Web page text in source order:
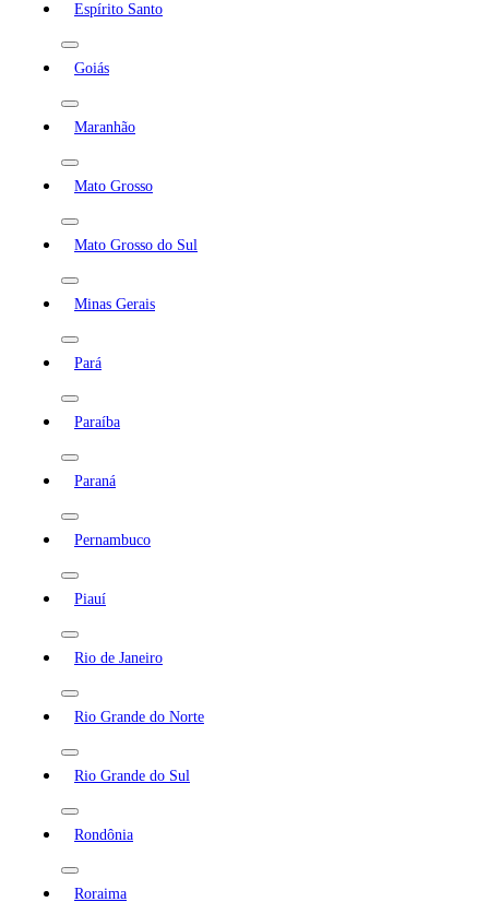
Espírito Santo
Goiás
Maranhão
Mato Grosso
Mato Grosso do Sul
Minas Gerais
Pará
Paraíba
Paraná
Pernambuco
Piauí
Rio de Janeiro
Rio Grande do Norte
Rio Grande do Sul
Rondônia
Roraima